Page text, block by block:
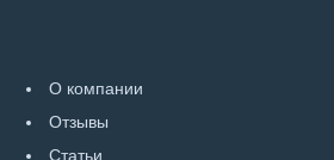
О компании
Отзывы
Статьи